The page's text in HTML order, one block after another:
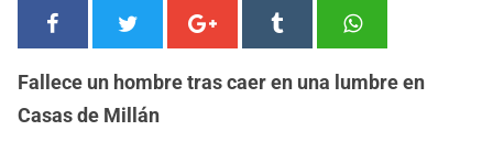
Fallece un hombre tras caer en una lumbre en
Casas de Millán